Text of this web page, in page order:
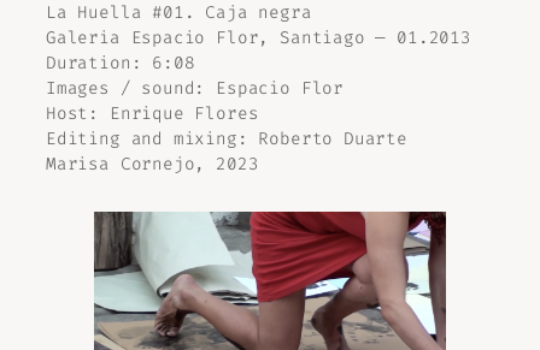
La Huella #01. Caja negra
Galeria Espacio Flor, Santiago — 01.2013
Duration: 6:08
Images / sound: Espacio Flor
Host: Enrique Flores
Editing and mixing: Roberto Duarte
Marisa Cornejo, 2023